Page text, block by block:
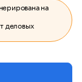
на
деловых